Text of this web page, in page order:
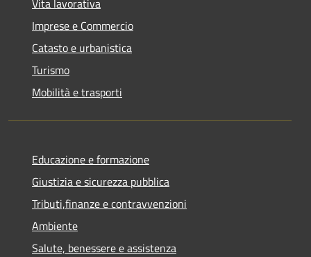
Vita lavorativa
Imprese e Commercio
Catasto e urbanistica
Turismo
Mobilità e trasporti
Educazione e formazione
Giustizia e sicurezza pubblica
Tributi,finanze e contravvenzioni
Ambiente
Salute, benessere e assistenza